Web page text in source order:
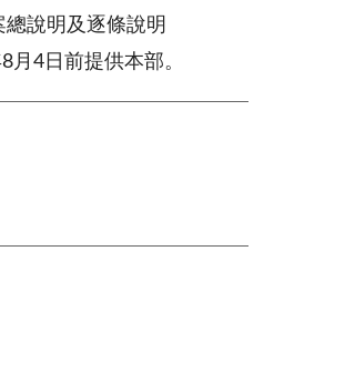
說明及逐條說明
8月 4 日前提供本部。